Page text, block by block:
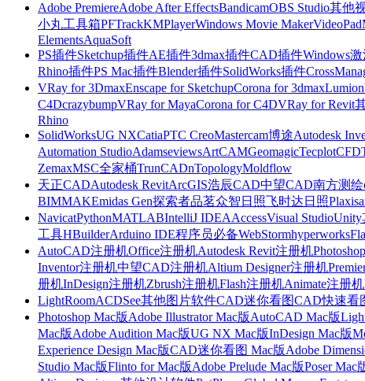
Adobe PremiereAdobe After EffectsBandicamOBS Studio其他
小丸工具箱PFTrackKMPlayerWindows Movie MakerVideoPad
ElementsAquaSoft
PS插件Sketchup插件AE插件3dmax插件CAD插件Windows
Rhino插件PS Mac插件Blender插件SolidWorks插件
VRay for 3DmaxEnscape for SketchupCorona for 3dmaxLumion
C4DcrazybumpVRay for MayaCorona for C4DVRay for Revit
Rhino
SolidWorksUG NXCatiaPTC CreoMastercam博途Autodesk
Automation StudioAdamseviewsArtCAMGeomagicTecplotCFD
ZemaxMSC全家桶TrunCADnTopologyMoldflow
天正CADAutodesk RevitArcGIS浩辰CAD中望CAD南方测绘
BIMMAKEmidas Gen探索者品茗众智日照飞时达日照Plaxis
NavicatPythonMATLABIntelliJ IDEAAccessVisual StudioUnity
工具HBuilderArduino IDE程序员必备WebStormhyperworks
AutoCAD注册机Office注册机Autodesk Revit注册机
Inventor注册机中望CAD注册机Altium Designer注册机
册机InDesign注册机Zbrush注册机Flash注册机Animate注册机
LightRoomACDSee其他图片软件CAD迷你看图CAD快速看
Photoshop Mac版Adobe Illustrator Mac版AutoCAD Mac版
Mac版Adobe Audition Mac版UG NX Mac版InDesign Mac版
Experience Design Mac版CAD迷你看图 Mac版Adobe
Studio Mac版Flinto for Mac版Adobe Prelude Mac版Poser Mac